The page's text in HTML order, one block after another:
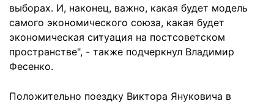
выборах. И, наконец, важно, какая будет модель
самого экономического союза, какая будет
экономическая ситуация на постсоветском
пространстве", - также подчеркнул Владимир
Фесенко.
Положительно поездку Виктора Януковича в